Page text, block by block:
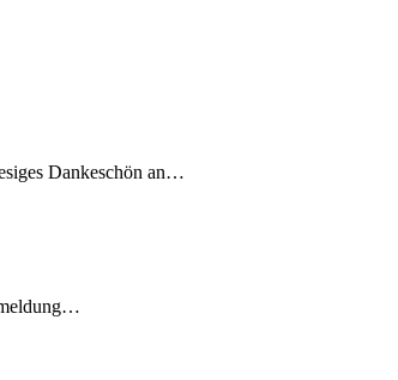
Dankeschön an…